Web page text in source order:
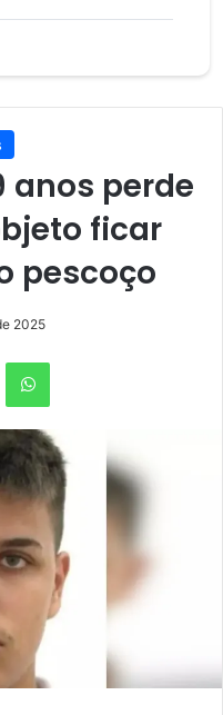
anos perde
ficar
pescoço
2025
WhatsApp